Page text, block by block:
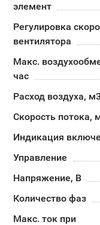
элемент
Регулировка
вентилятора
Макс.
час
Расход воздуха,
Скорость потока,
Индикация
Управление
Напряжение, В
Количество фаз
Макс. ток при